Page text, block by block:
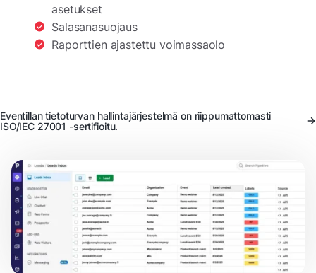
asetukset
Salasanasuojaus
Raporttien ajastettu voimassaolo
Eventillan tietoturvan hallintajärjestelmä on riippumattomasti
ISO/IEC 27001 -sertifioitu.